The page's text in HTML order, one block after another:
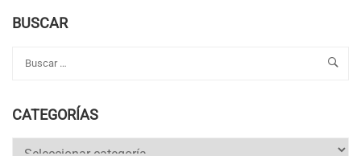
BUSCAR
CATEGORÍAS
Categorías